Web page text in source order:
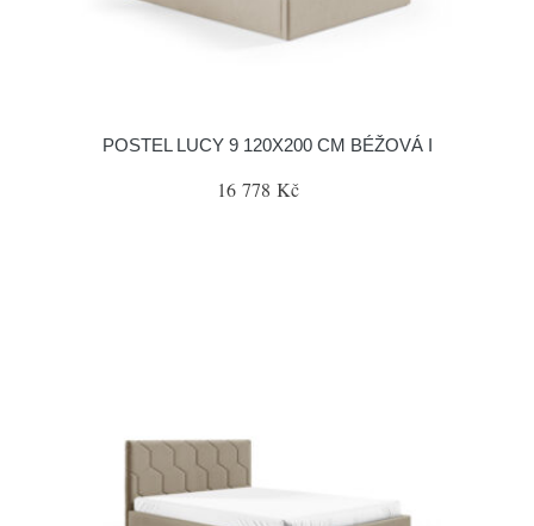
POSTEL LUCY 9 120X200 CM BÉŽOVÁ I
16 778 Kč